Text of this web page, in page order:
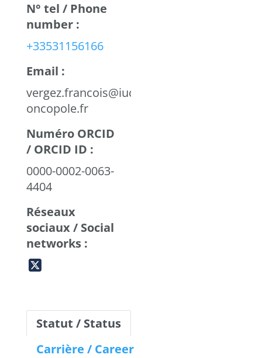
N° tel / Phone
number :
+33531156166
Email :
vergez.francois@iuct-
oncopole.fr
Numéro ORCID
/ ORCID ID :
0000-0002-0063-
4404
Réseaux
sociaux / Social
networks :
Statut / Status
Carrière / Career